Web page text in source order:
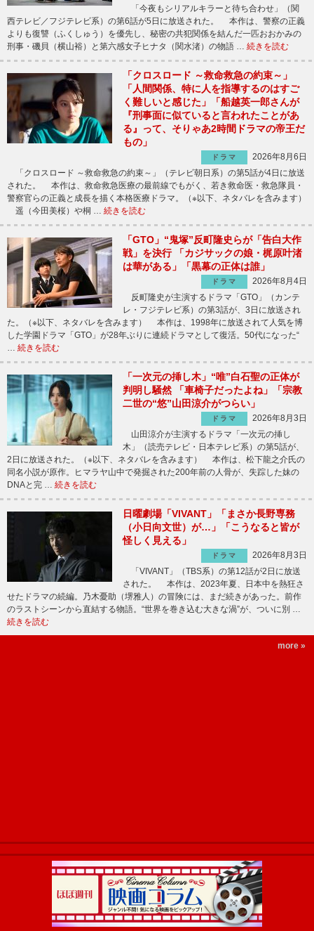
「今夜もシリアルキラーと待ち合わせ」（関
西テレビ／フジテレビ系）の第6話が5日に放送された。 本作は、警察の正義
よりも復讐（ふくしゅう）を優先し、秘密の共犯関係を結んだ一匹おおかみの
刑事・磯貝（横山裕）と第六感女子ヒナタ（関水渚）の物語 … 続きを読む
「クロスロード ～救命救急の約束～」
「人間関係、特に人を指導するのはすご
く難しいと感じた」「船越英一郎さんが
『刑事面に似ていると言われたことがあ
る』って、そりゃあ2時間ドラマの帝王だ
もの」
ドラマ
2026年8月6日
「クロスロード ～救命救急の約束～」（テレビ朝日系）の第5話が4日に放送
された。 本作は、救命救急医療の最前線でもがく、若き救命医・救急隊員・
警察官らの正義と成長を描く本格医療ドラマ。（※以下、ネタバレを含みます）
遥（今田美桜）や桐 … 続きを読む
「GTO」“鬼塚”反町隆史らが「告白大作
戦」を決行 「カジサックの娘・梶原叶渚
は華がある」「黒幕の正体は誰」
ドラマ
2026年8月4日
反町隆史が主演するドラマ「GTO」（カンテ
レ・フジテレビ系）の第3話が、3日に放送され
た。（※以下、ネタバレを含みます） 本作は、1998年に放送されて人気を博
した学園ドラマ「GTO」が28年ぶりに連続ドラマとして復活。50代になった“
… 続きを読む
「一次元の挿し木」“唯”白石聖の正体が
判明し騒然 「車椅子だったよね」「宗教
二世の“悠”山田涼介がつらい」
ドラマ
2026年8月3日
山田涼介が主演するドラマ「一次元の挿し
木」（読売テレビ・日本テレビ系）の第5話が、
2日に放送された。（※以下、ネタバレを含みます） 本作は、松下龍之介氏の
同名小説が原作。ヒマラヤ山中で発掘された200年前の人骨が、失踪した妹の
DNAと完 … 続きを読む
日曜劇場「VIVANT」「まさか長野専務
（小日向文世）が…」「こうなると皆が
怪しく見える」
ドラマ
2026年8月3日
「VIVANT」（TBS系）の第12話が2日に放送
された。 本作は、2023年夏、日本中を熱狂さ
せたドラマの続編。乃木憂助（堺雅人）の冒険には、まだ続きがあった。前作
のラストシーンから直結する物語。“世界を巻き込む大きな渦”が、ついに別 …
続きを読む
more »